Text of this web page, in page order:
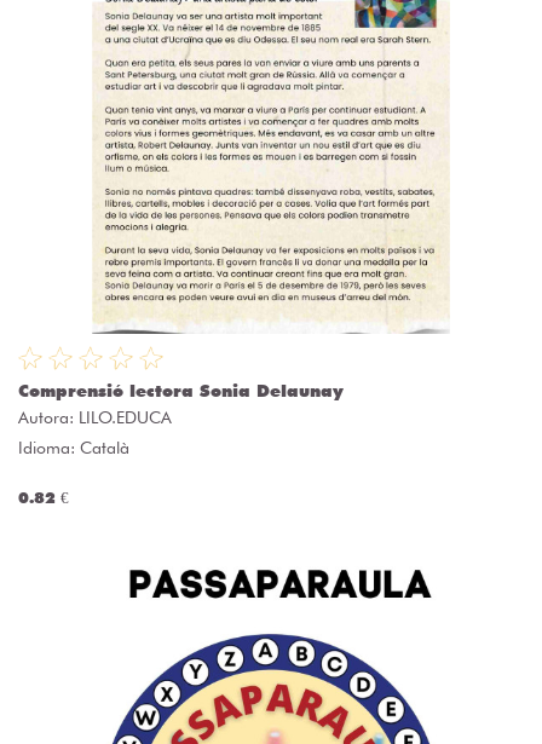
Comprensió lectora Sonia Delaunay
Autora: LILO.EDUCA
Idioma: Català
0.82 €